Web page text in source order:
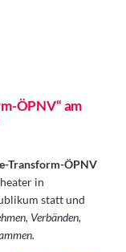
ÖPNV“ am
Transform-ÖPNV
in
statt und
Verbänden,